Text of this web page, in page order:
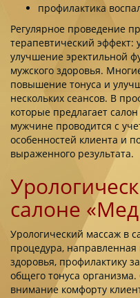
профилактика
Регулярное проведение
терапевтический
улучшение эректильной
мужского здоровья.
повышение тонуса и
нескольких сеансов. В
которые предлагает
мужчине проводится с
особенностей клиента и
выраженного результата.
салоне
Урологический массаж в
процедура,
здоровья, профилактику
общего тонуса
внимание комфорту